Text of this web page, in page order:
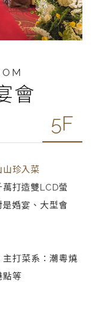
會
5F
珍入菜
打造雙LCD螢
婚宴、大型會
打菜系：潮粵燒
點等